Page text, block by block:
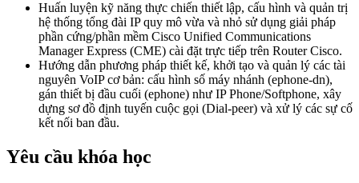
Huấn luyện kỹ năng thực chiến thiết lập, cấu hình và quản trị
hệ thống tổng đài IP quy mô vừa và nhỏ sử dụng giải pháp
phần cứng/phần mềm Cisco Unified Communications
Manager Express (CME) cài đặt trực tiếp trên Router Cisco.
Hướng dẫn phương pháp thiết kế, khởi tạo và quản lý các tài
nguyên VoIP cơ bản: cấu hình số máy nhánh (ephone-dn),
gán thiết bị đầu cuối (ephone) như IP Phone/Softphone, xây
dựng sơ đồ định tuyến cuộc gọi (Dial-peer) và xử lý các sự cố
kết nối ban đầu.
Yêu cầu khóa học